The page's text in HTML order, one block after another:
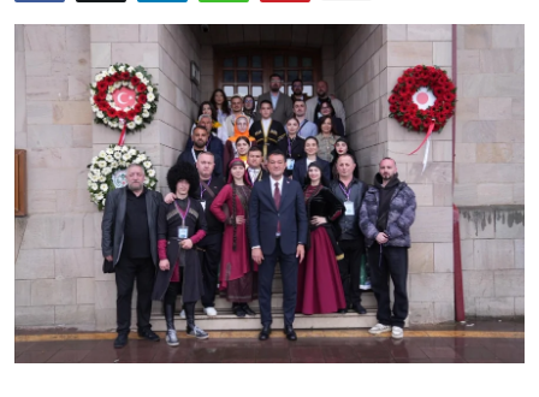
İlçeler
Kaymakamlıklar
TBMM
Siyasi Partiler
Yerel Yönetimler
Mülki İdare